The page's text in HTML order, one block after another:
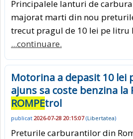
Principalele lanturi de
majorat marti din nou
trecut pragul de 10 lei pe litru
...continuare.
Motorina a depasit 10 lei
ajuns sa coste benzina la
ROMPEtrol
publicat 2026-07-28 20:15:07(Libertatea)
Preturile carburantilor din